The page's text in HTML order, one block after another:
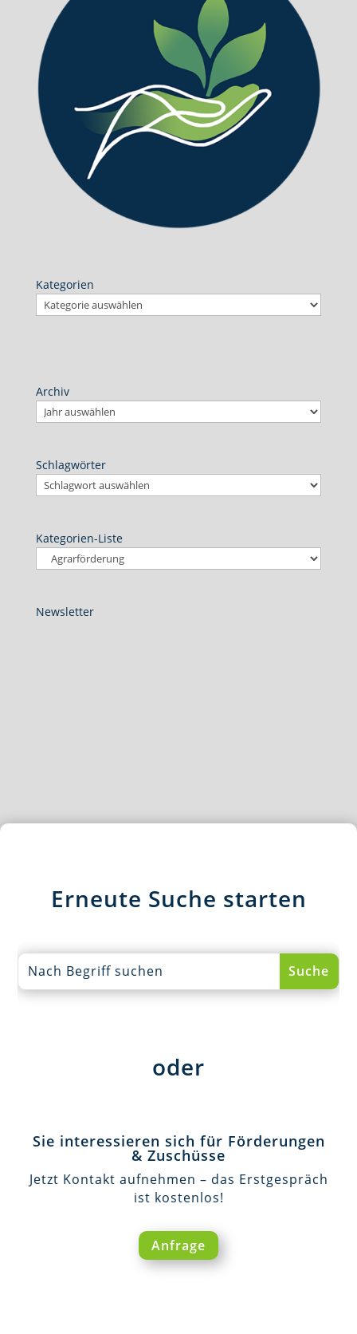
Kategorien
Archiv
Schlagwörter
Kategorien-Liste
Newsletter
Erneute Suche starten
oder
Sie interessieren sich für Förderungen
& Zuschüsse
Jetzt Kontakt aufnehmen – das Erstgespräch
ist kostenlos!
Anfrage